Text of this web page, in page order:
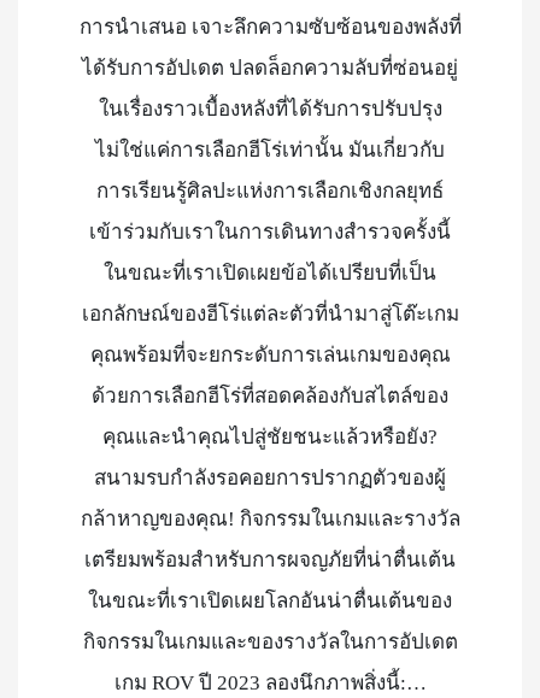
การนำเสนอ เจาะลึกความซับซ้อนของพลังที่
ได้รับการอัปเดต ปลดล็อกความลับที่ซ่อนอยู่
ในเรื่องราวเบื้องหลังที่ได้รับการปรับปรุง
ไม่ใช่แค่การเลือกฮีโร่เท่านั้น มันเกี่ยวกับ
การเรียนรู้ศิลปะแห่งการเลือกเชิงกลยุทธ์
เข้าร่วมกับเราในการเดินทางสำรวจครั้งนี้
ในขณะที่เราเปิดเผยข้อได้เปรียบที่เป็น
เอกลักษณ์ของฮีโร่แต่ละตัวที่นำมาสู่โต๊ะเกม
คุณพร้อมที่จะยกระดับการเล่นเกมของคุณ
ด้วยการเลือกฮีโร่ที่สอดคล้องกับสไตล์ของ
คุณและนำคุณไปสู่ชัยชนะแล้วหรือยัง?
สนามรบกำลังรอคอยการปรากฏตัวของผู้
กล้าหาญของคุณ! กิจกรรมในเกมและรางวัล
เตรียมพร้อมสำหรับการผจญภัยที่น่าตื่นเต้น
ในขณะที่เราเปิดเผยโลกอันน่าตื่นเต้นของ
กิจกรรมในเกมและของรางวัลในการอัปเดต
เกม ROV ปี 2023 ลองนึกภาพสิ่งนี้:…